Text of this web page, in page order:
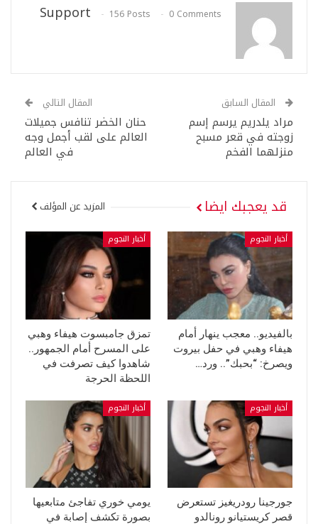
Support 156 Posts 0 Comments
المقال السابق
مراد يلدريم يرسم إسم
زوجته في قعر مسبح
منزلهما الفخم
المقال التالي
حنان الخضر تنافس جميلات
العالم على لقب أجمل وجه
في العالم
قد يعجبك ايضا المزيد عن المؤلف
أخبار النجوم
بالفيديو.. معجب ينهار أمام
هيفاء وهبي في حفل بيروت
ويصرخ: “بحبك”.. ورد…
أخبار النجوم
تمزق جامبسوت هيفاء وهبي
على المسرح أمام الجمهور..
شاهدوا كيف تصرفت في
اللحظة الحرجة
أخبار النجوم
جورجينا رودريغيز تستعرض
قصر كريستيانو رونالدو
أخبار النجوم
يومي خوري تفاجئ متابعيها
بصورة تكشف إصابة في